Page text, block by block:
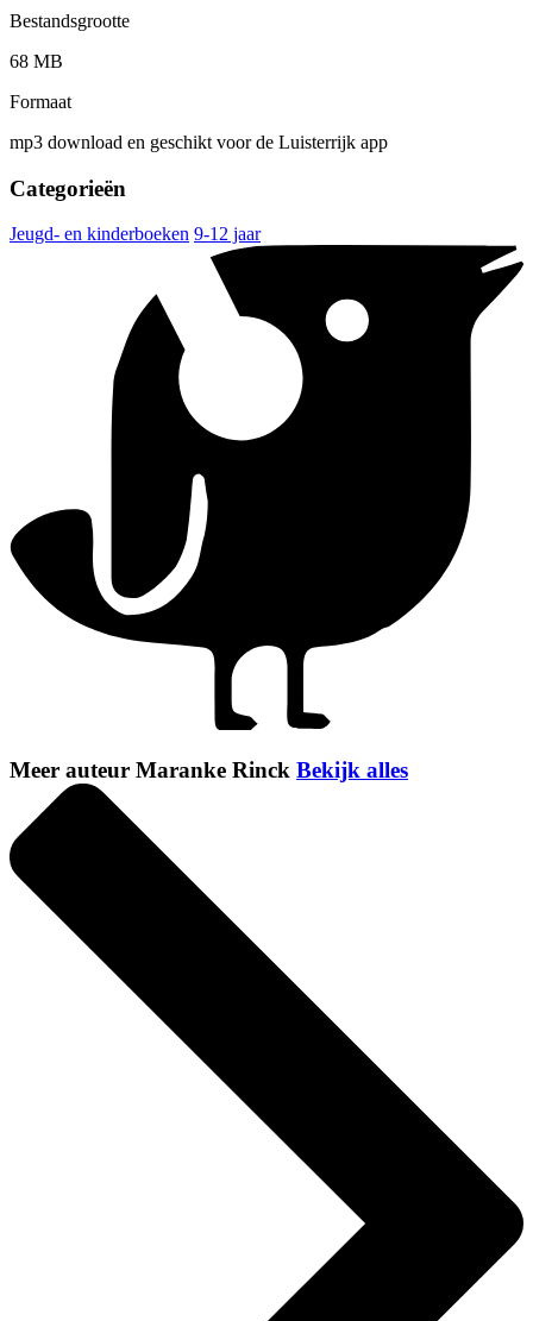
Bestandsgrootte
68 MB
Formaat
mp3 download en geschikt voor de Luisterrijk app
Categorieën
Jeugd- en kinderboeken 9-12 jaar
Meer auteur Maranke Rinck Bekijk alles